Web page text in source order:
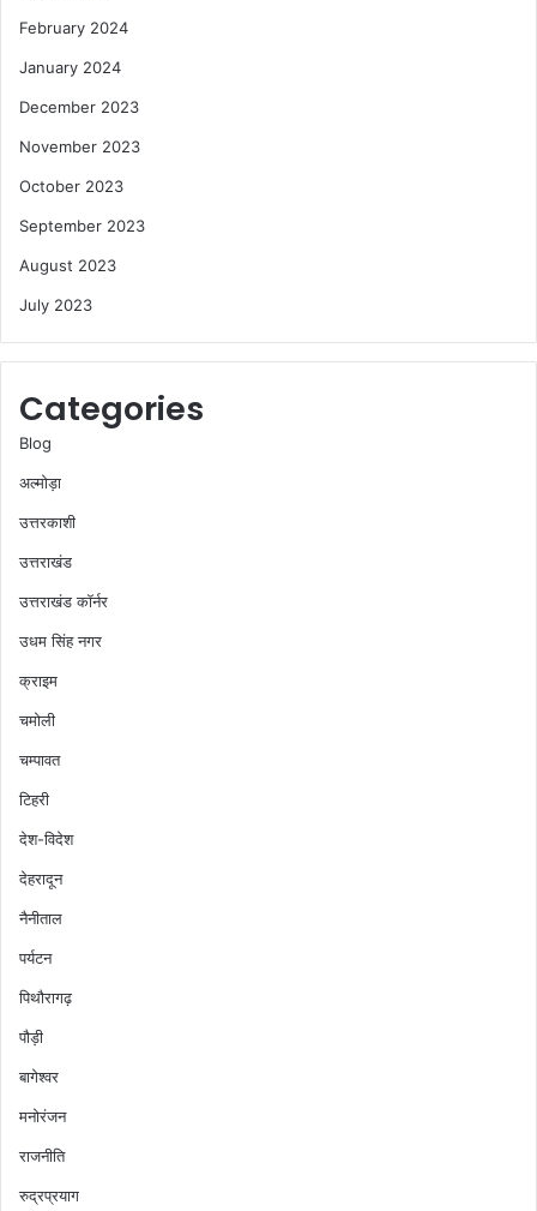
February 2024
January 2024
December 2023
November 2023
October 2023
September 2023
August 2023
July 2023
Categories
Blog
अल्मोड़ा
उत्तरकाशी
उत्तराखंड
उत्तराखंड कॉर्नर
उधम सिंह नगर
क्राइम
चमोली
चम्पावत
टिहरी
देश-विदेश
देहरादून
नैनीताल
पर्यटन
पिथौरागढ़
पौड़ी
बागेश्वर
मनोरंजन
राजनीति
रुद्रप्रयाग